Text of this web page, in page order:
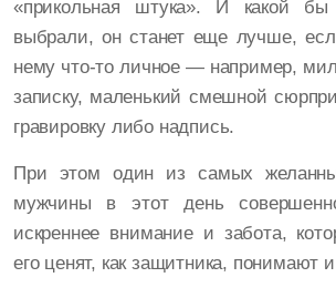
«прикольная штука». И какой
выбрали, он станет еще лучше,
нему что-то личное — например,
записку, маленький смешной
гравировку либо надпись.
При этом один из самых
мужчины в этот день
искреннее внимание и забота,
его ценят, как защитника, понимают